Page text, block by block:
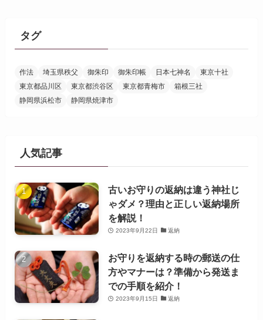
タグ
作法 埼玉県秩父 御朱印 御朱印帳 日本七神名
東京十社
東京都品川区
東京都渋谷区 東京都青梅市
箱根三社
静岡県浜松市
静岡県焼津市
人気記事
古いお守りの返納は違う神社じ
ゃダメ？理由と正しい返納場所
を解説！
2023年9月22日 返納
お守りを返納する時の郵送の仕
方やマナーは？準備から発送ま
での手順を紹介！
2023年9月15日 返納